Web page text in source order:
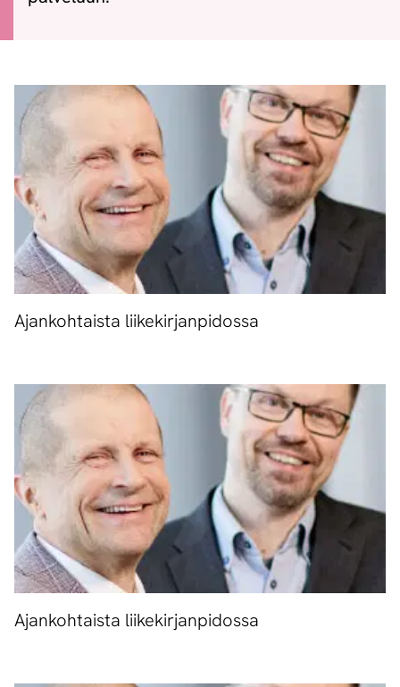
Ajankohtaista liikekirjanpidossa
Ajankohtaista liikekirjanpidossa